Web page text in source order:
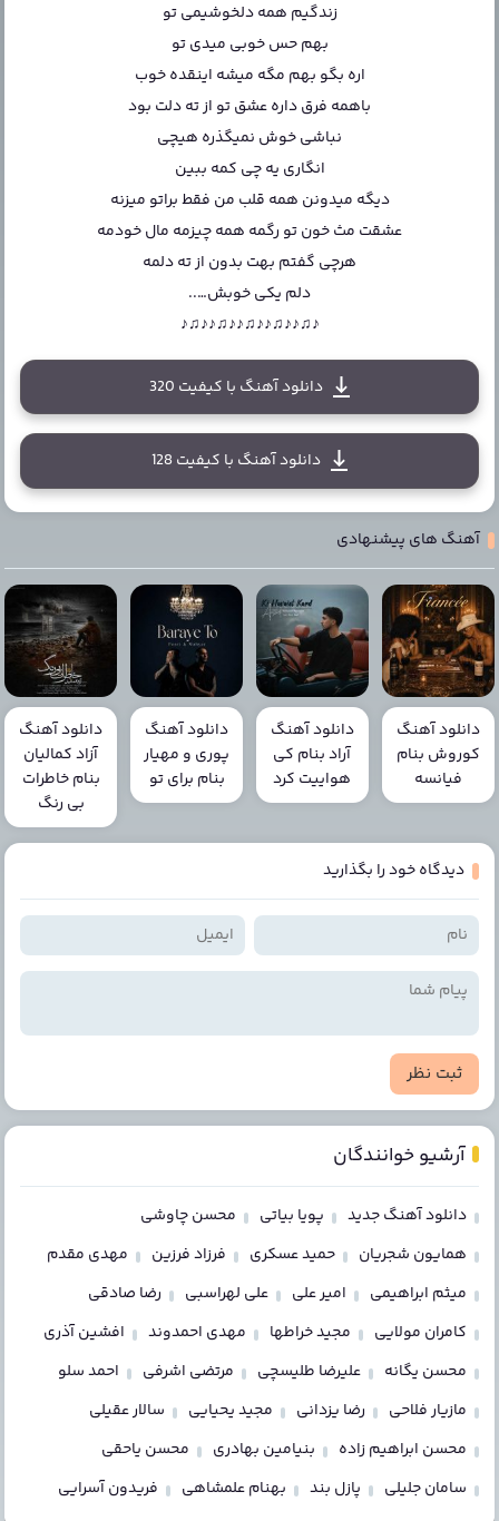
زندگیم همه دلخوشیمی تو
بهم حس خوبی میدی تو
اره بگو بهم مگه میشه اینقده خوب
باهمه فرق داره عشق تو از ته دلت بود
نباشی خوش نمیگذره هیچی
انگاری یه چی کمه ببین
دیگه میدونن همه قلب من فقط براتو میزنه
عشقت مث خون تو رگمه همه چیزمه مال خودمه
هرچی گفتم بهت بدون از ته دلمه
دلم یکی خوبش…..
♪♫♪♪♫♪♪♫♪♪♫♪♪♫♪
دانلود آهنگ با کیفیت 320
دانلود آهنگ با کیفیت 128
آهنگ های پیشنهادی
دانلود آهنگ
کوروش بنام
فیانسه
دانلود آهنگ
آراد بنام کی
هواییت کرد
دانلود آهنگ
پوری و مهیار
بنام برای تو
دانلود آهنگ
آزاد کمالیان
بنام خاطرات
بی رنگ
دیدگاه خود را بگذارید
ثبت نظر
آرشیو خوانندگان
دانلود آهنگ جدید پویا بیاتی
محسن چاوشی
همایون شجریان
حمید عسکری فرزاد فرزین
مهدی مقدم
میثم ابراهیمی
امیر علی علی لهراسبی
رضا صادقی
کامران مولایی
مجید خراطها مهدی احمدوند
افشین آذری
محسن یگانه
علیرضا طلیسچی مرتضی اشرفی
احمد سلو
مازیار فلاحی
رضا یزدانی مجید یحیایی
سالار عقیلی
محسن ابراهیم زاده
بنیامین بهادری
محسن یاحقی
سامان جلیلی
پازل بند بهنام علمشاهی فریدون آسرایی